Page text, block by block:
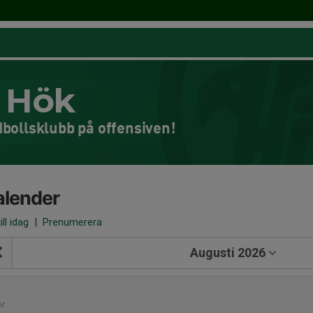
Hök
på offensiven!
idag | Prenumerera
Augusti 2026